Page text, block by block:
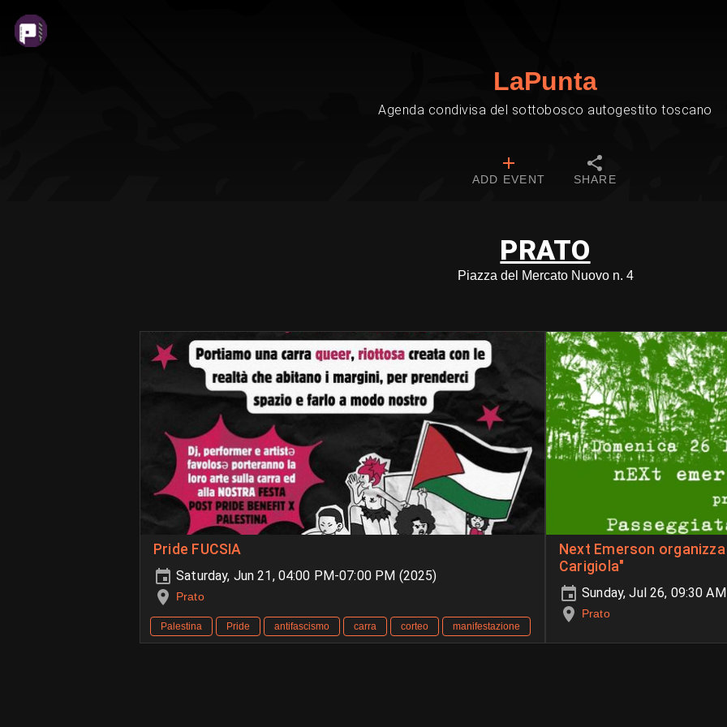
LaPunta
Agenda condivisa del sottobosco autogestito toscano
ADD EVENT SHARE
PRATO
Piazza del Mercato Nuovo n. 4
Pride FUCSIA
Saturday, Jun 21, 04:00 PM-07:00 PM (2025)
Prato
Palestina Pride antifascismo carra corteo manifestazione
Next Emerson organizza una "Passeggiata al
Carigiola"
Sunday, Jul 26, 09:30
Prato